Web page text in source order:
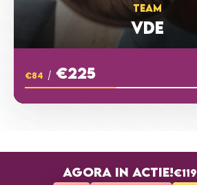
TEAM
VDE
€84 / €225
AGORA IN ACTIE!€119